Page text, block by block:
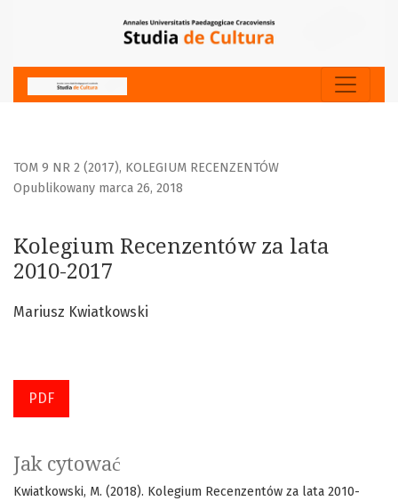
TOM 9 NR 2 (2017), KOLEGIUM RECENZENTÓW
Kolegium Recenzentów za lata
2010-2017
Opublikowany marca 26, 2018
Mariusz Kwiatkowski
PDF
Jak cytować
Kwiatkowski, M. (2018). Kolegium Recenzentów za lata 2010-